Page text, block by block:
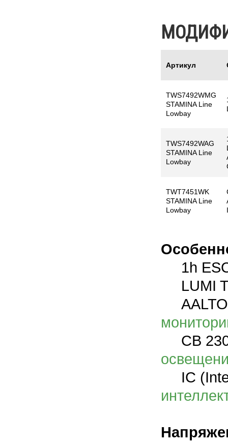
Артикул
TWS7492WMG
STAMINA Line
Lowbay
TWS7492WAG
STAMINA Line
Lowbay
TWT7451WK
STAMINA Line
Lowbay
1h
LUMI
AALTO
CB
IC